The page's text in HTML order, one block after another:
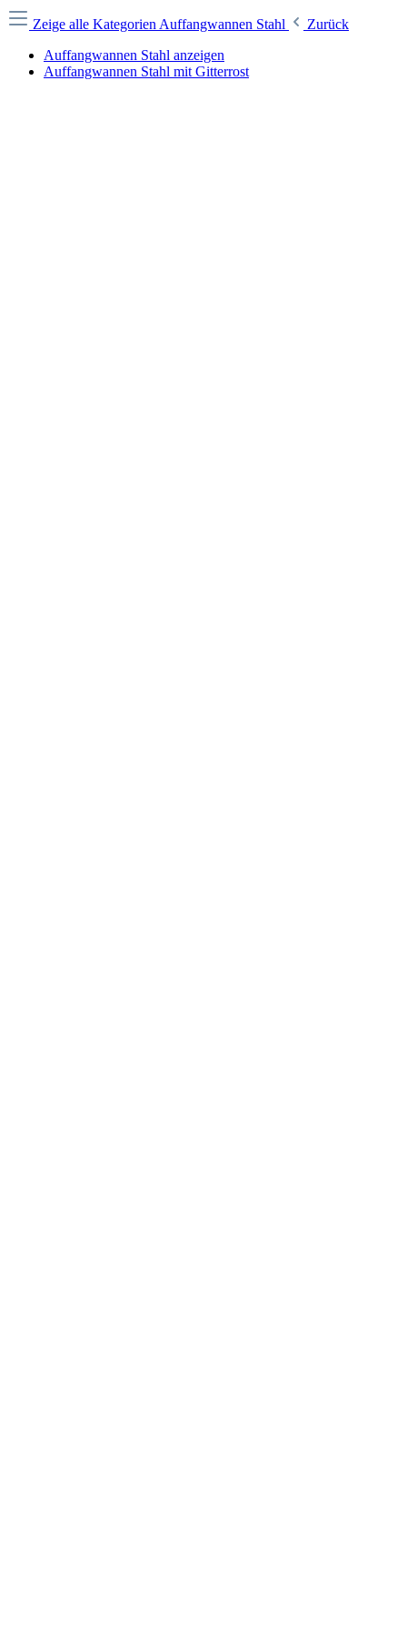
Zeige alle Kategorien Auffangwannen Stahl
Zurück
Auffangwannen Stahl anzeigen
Auffangwannen Stahl mit Gitterrost